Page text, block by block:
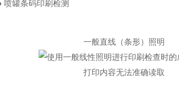
喷罐条码印刷检测
一般直线（条形）照明
打印内容无法准确读取